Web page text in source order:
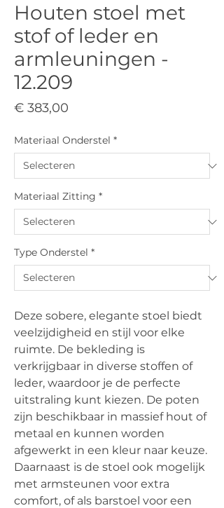
Houten stoel met
stof of leder en
armleuningen -
12.209
€ 383,00
Materiaal Onderstel *
Materiaal Zitting *
Type Onderstel *
Deze sobere, elegante stoel biedt
veelzijdigheid en stijl voor elke
ruimte. De bekleding is
verkrijgbaar in diverse stoffen of
leder, waardoor je de perfecte
uitstraling kunt kiezen. De poten
zijn beschikbaar in massief hout of
metaal en kunnen worden
afgewerkt in een kleur naar keuze.
Daarnaast is de stoel ook mogelijk
met armsteunen voor extra
comfort, of als barstoel voor een